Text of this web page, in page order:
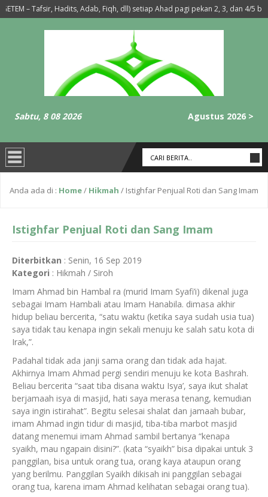
– Tafsir, Hadits, Adab, Fiqh, dll) setiap Ahad pagi pekan 2, 3, dan 4/5 ba’da
Sabtu, 8 08 2026 Agustus 2026 >
Anda ada di : Home/ Hikmah / Istighfar Penjual Roti dan Sang Imam
Istighfar Penjual Roti dan Sang Imam
Diterbitkan : Senin, 16 Sep 2019
Kategori : Hikmah / Siroh
Imam Ahmad bin Hambal ra (murid Imam Syafi’i) dikenal juga
sebagai Imam Hambali atau Imam Hanabila. dimasa akhir
hidup beliau bercerita, “satu waktu (ketika saya sudah usia tua)
saya tidak tau kenapa ingin sekali menuju ke salah satu kota di
Irak,”.
Padahal tidak ada janji sama orang dan tidak ada hajat.
Akhirnya Imam Ahmad pergi sendiri menuju ke kota Bashrah.
Beliau bercerita “saat tiba disana waktu Isya’, saya ikut shalat
berjamaah isya di masjid, hati saya merasa tenang, kemudian
saya ingin istirahat”. Begitu selesai shalat dan jamaah bubar,
imam Ahmad ingin tidur di masjid, tiba-tiba marbot masjid
datang menemui imam Ahmad sambil bertanya “kenapa
syaikh, mau ngapain disini?”. (kata “syaikh” bisa dipakai untuk 3
panggilan, bisa untuk orang tua, orang kaya ataupun orang
yang berilmu. Panggilan Syaikh dikisah ini panggilan sebagai
orang tua, karena imam Ahmad kelihatan sebagai orang tua).